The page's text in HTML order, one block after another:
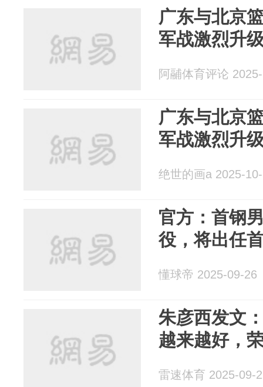
广东与北京
军战激烈升
阿鬴体育评论
广东与北京
军战激烈升
绝世的画a 2025-
官方：首钢
役，将出任
懂球帝 2025-09-26
朱彦西发文
越来越好，
雷速体育 2025-09-